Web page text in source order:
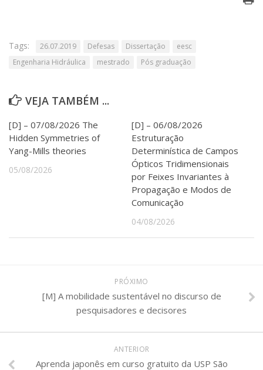
Tags: 26.07.2019 Defesas Dissertação
eesc
Engenharia Hidráulica
mestrado Pós graduação
VEJA TAMBÉM ...
[D] – 07/08/2026 The
Hidden Symmetries of
Yang-Mills theories
05/08/2026
[D] – 06/08/2026
Estruturação
Determinística de Campos
Ópticos Tridimensionais
por Feixes Invariantes à
Propagação e Modos de
Comunicação
04/08/2026
PRÓXIMO
[M] A mobilidade sustentável no discurso de
pesquisadores e decisores
ANTERIOR
Aprenda japonês em curso gratuito da USP São